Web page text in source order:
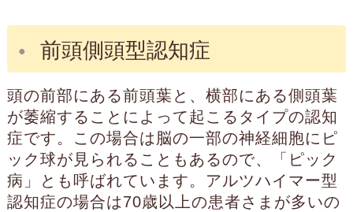
前頭側頭型認知症
頭の前部にある前頭葉と、横部にある側頭葉
が萎縮することによって起こるタイプの認知
症です。この場合は脳の一部の神経細胞にピ
ック球が見られることもあるので、「ピック
病」とも呼ばれています。アルツハイマー型
認知症の場合は70歳以上の患者さまが多いの